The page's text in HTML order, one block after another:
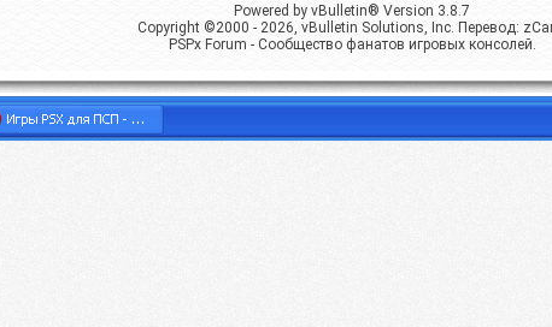
Powered by vBulletin® Version 3.8.7
Copyright ©2000 - 2026, vBulletin Solutions, Inc. Перевод:
PSPx Forum - Сообщество фанатов игровых консолей.